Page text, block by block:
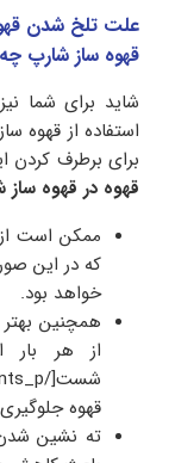
علت تلخ شدن
قهوه ساز شارپ
شاید برای شما
استفاده از قهوه
برای برطرف کردن
قهوه در قهوه ساز
ممکن است از
که در این
خواهد بود.
همچنین
از هر بار
قهوه
ته نشین